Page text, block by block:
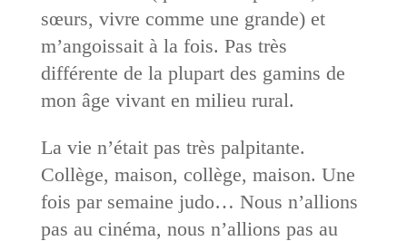
sœurs, vivre comme une grande) et
m’angoissait à la fois. Pas très
différente de la plupart des gamins de
mon âge vivant en milieu rural.
La vie n’était pas très palpitante.
Collège, maison, collège, maison. Une
fois par semaine judo… Nous n’allions
pas au cinéma, nous n’allions pas au